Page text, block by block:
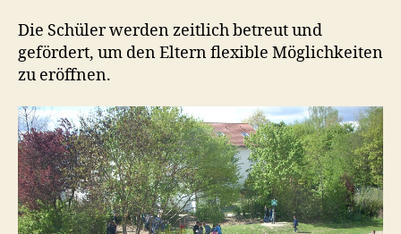
Die Schüler werden zeitlich betreut und
gefördert, um den Eltern flexible Möglichkeiten
zu eröffnen.